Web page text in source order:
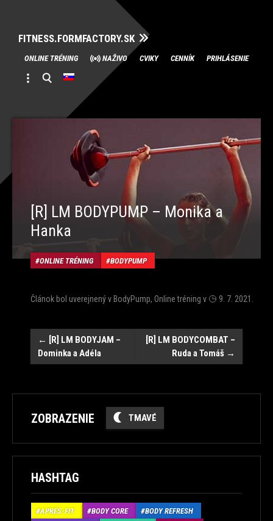
FITNESS.FORMFACTORY.SK
Skip
to
content
ONLINE TRÉNING NAŽIVO CVIKY CENNÍK PRIHLÁSENIE
[R] LM BODYPUMP – Monika a
Hanka
ONLINE TRÉNING BODYPUMP
Článok bol uverejnený vBodyPump, Online tréning v 9. 7. 2021
Post
navigation
← [R] LM BODYJAM –
Dominka a Adéla
[R] LM BODYCOMBAT –
Ruda a Tomáš →
ZOBRAZENIE TMAVÉ
HASHTAG
APRÉS-FIT BODY CORE
BODY REFRESH